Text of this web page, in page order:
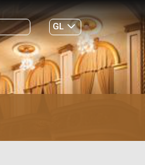
GL
ES|